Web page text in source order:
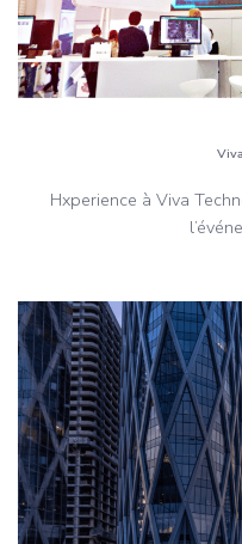
Hxperience à Viva